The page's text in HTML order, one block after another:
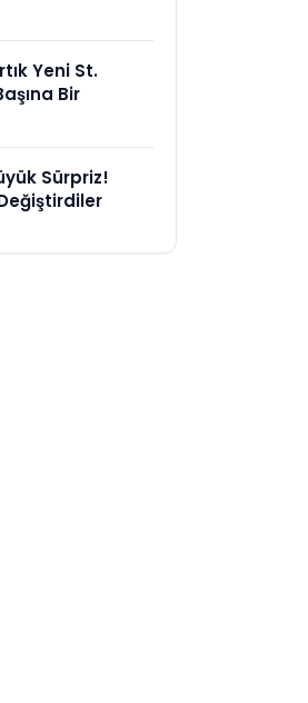
Yeni St.
Bir
Sürpriz!